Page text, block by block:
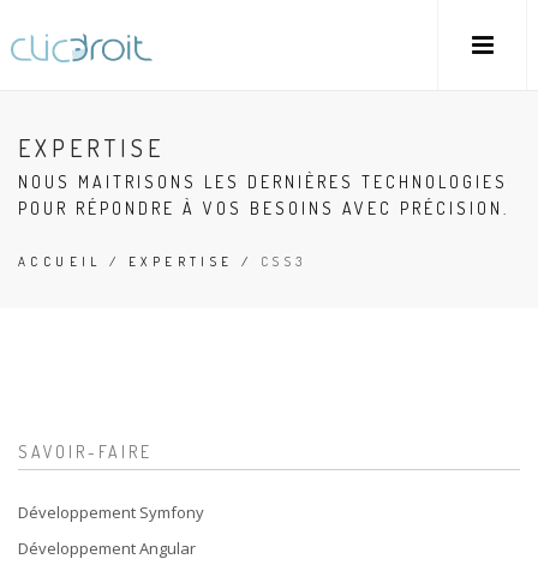
EXPERTISE
NOUS MAITRISONS LES DERNIÈRES TECHNOLOGIES
POUR RÉPONDRE À VOS BESOINS AVEC PRÉCISION.
ACCUEIL / EXPERTISE / CSS3
SAVOIR-FAIRE
Développement Symfony
Développement Angular